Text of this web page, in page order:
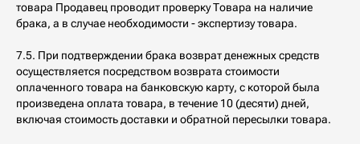
товара Продавец проводит проверку Товара на наличие
брака, а в случае необходимости - экспертизу товара.
7.5. При подтверждении брака возврат денежных средств
осуществляется посредством возврата стоимости
оплаченного товара на банковскую карту, с которой была
произведена оплата товара, в течение 10 (десяти) дней,
включая стоимость доставки и обратной пересылки товара.